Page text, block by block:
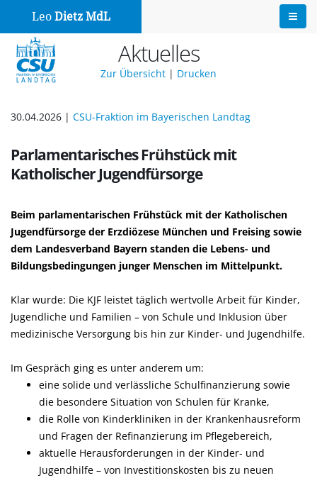
Leo Dietz MdL
Aktuelles
Zur Übersicht | Drucken
30.04.2026 | CSU-Fraktion im Bayerischen Landtag
Parlamentarisches Frühstück mit
Katholischer Jugendfürsorge
Beim parlamentarischen Frühstück mit der Katholischen
Jugendfürsorge der Erzdiözese München und Freising sowie
dem Landesverband Bayern standen die Lebens- und
Bildungsbedingungen junger Menschen im Mittelpunkt.
Klar wurde: Die KJF leistet täglich wertvolle Arbeit für Kinder,
Jugendliche und Familien – von Schule und Inklusion über
medizinische Versorgung bis hin zur Kinder- und Jugendhilfe.
Im Gespräch ging es unter anderem um:
eine solide und verlässliche Schulfinanzierung sowie
die besondere Situation von Schulen für Kranke,
die Rolle von Kinderkliniken in der Krankenhausreform
und Fragen der Refinanzierung im Pflegebereich,
aktuelle Herausforderungen in der Kinder- und
Jugendhilfe – von Investitionskosten bis zu neuen